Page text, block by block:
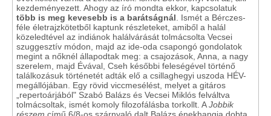
kezdeményezett. Ahogy az író mondta ekkor, kapcsolatuk
több is meg kevesebb is a barátságnál . Ismét a Bérczes-
féle életrajzkötetből kaptunk részleteket, amiből a halál
közeledtével az indiánok halálvárását tolmácsolta Vecsei
szuggesztív módon, majd az ide-oda csapongó gondolatok
megint a nőknél állapodtak meg: a csajozások, Anna, a nagy
szerelem, majd Évával, Cseh későbbi feleségével történő
találkozásuk történetét adták elő a csillaghegyi uszoda HÉV-
megállójában. Egy rövid viccmesélést, melyet a gitáros
„repertoárjából" Szabó Balázs és Vecsei Miklós felváltva
tolmácsoltak, ismét komoly filozofálásba torkollt. AJobbik